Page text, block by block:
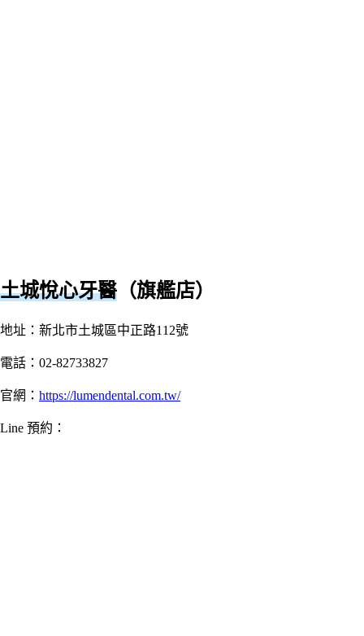
土城悅心牙醫 （旗艦店）
地址：新北市土城區中正路112號
電話：02-82733827
官網： https://lumendental.com.tw/
Line 預約：